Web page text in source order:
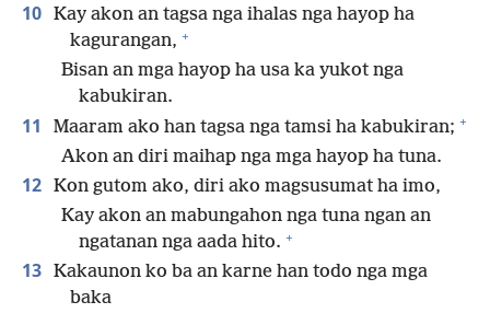
10 Kay akon an tagsa nga ihalas nga hayop ha
kagurangan, +
Bisan an mga hayop ha usa ka yukot nga
kabukiran.
11 Maaram ako han tagsa nga tamsi ha kabukiran; +
Akon an diri maihap nga mga hayop ha tuna.
12 Kon gutom ako, diri ako magsusumat ha imo,
Kay akon an mabungahon nga tuna ngan an
ngatanan nga aada hito. +
13 Kakaunon ko ba an karne han todo nga mga
baka